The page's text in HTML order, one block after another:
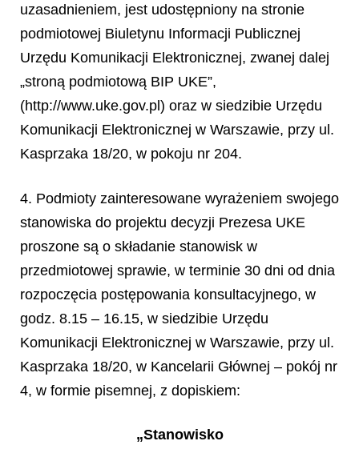
uzasadnieniem, jest udostępniony na stronie
podmiotowej Biuletynu Informacji Publicznej
Urzędu Komunikacji Elektronicznej, zwanej dalej
„stroną podmiotową BIP UKE”,
(http://www.uke.gov.pl) oraz w siedzibie Urzędu
Komunikacji Elektronicznej w Warszawie, przy ul.
Kasprzaka 18/20, w pokoju nr 204.
4. Podmioty zainteresowane wyrażeniem swojego
stanowiska do projektu decyzji Prezesa UKE
proszone są o składanie stanowisk w
przedmiotowej sprawie, w terminie 30 dni od dnia
rozpoczęcia postępowania konsultacyjnego, w
godz. 8.15 – 16.15, w siedzibie Urzędu
Komunikacji Elektronicznej w Warszawie, przy ul.
Kasprzaka 18/20, w Kancelarii Głównej – pokój nr
4, w formie pisemnej, z dopiskiem:
„Stanowisko